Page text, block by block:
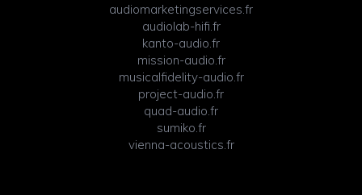
audiomarketingservices.fr
audiolab-hifi.fr
kanto-audio.fr
mission-audio.fr
musicalfidelity-audio.fr
project-audio.fr
quad-audio.fr
sumiko.fr
vienna-acoustics.fr